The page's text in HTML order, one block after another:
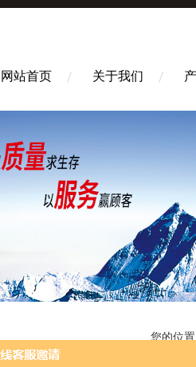
网站首页 关于我们
您的位置